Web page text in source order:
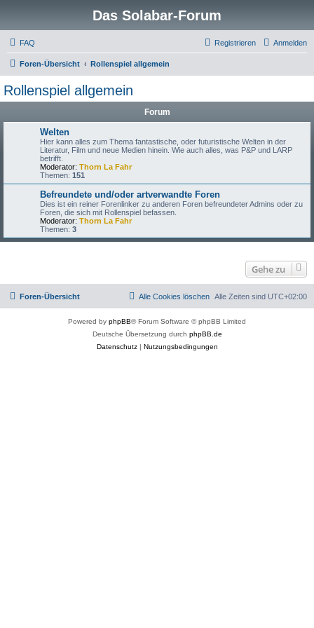
Das Solabar-Forum
FAQ Anmelden
Registrieren
Foren-Übersicht Rollenspiel allgemein
Rollenspiel allgemein
Forum
Welten
Hier kann alles zum Thema fantastische, oder futuristische Welten in der
Literatur, Film und neue Medien hinein. Wie auch alles, was P&P und LARP
betrifft.
Moderator: Thorn La Fahr
Themen: 151
Befreundete und/oder artverwandte Foren
Dies ist ein reiner Forenlinker zu anderen Foren befreundeter Admins oder zu
Foren, die sich mit Rollenspiel befassen.
Moderator: Thorn La Fahr
Themen: 3
Gehe zu
Foren-Übersicht Alle Zeiten sind UTC+02:00
Alle Cookies löschen
Powered by phpBB® Forum Software © phpBB Limited
Deutsche Übersetzung durch phpBB.de
Datenschutz| Nutzungsbedingungen